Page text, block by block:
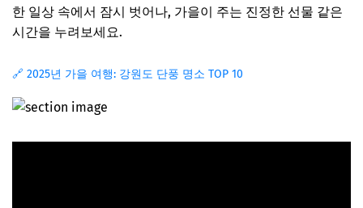
한 일상 속에서 잠시 벗어나, 가을이 주는 진정한 선물 같은
시간을 누려보세요.
🔗 2025년 가을 여행: 강원도 단풍 명소 TOP 10